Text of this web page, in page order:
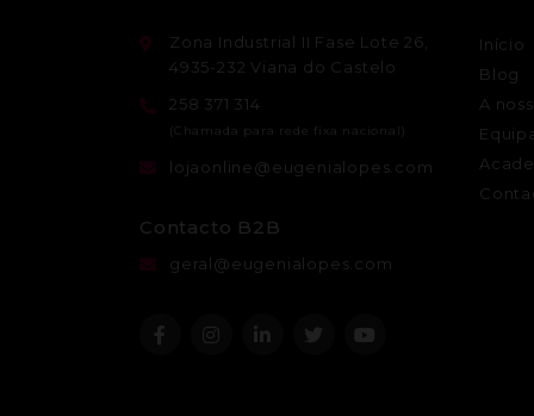
Zona Industrial II Fase Lote 26,
4935-232 Viana do Castelo
258 371 314
lojaonline@eugenialopes.com
Contacto B2B
geral@eugenialopes.com
Início
Blog
A